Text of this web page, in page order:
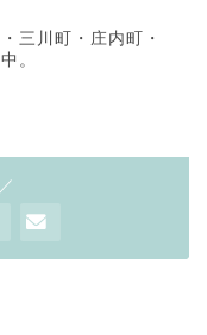
三川町・庄内町・
。